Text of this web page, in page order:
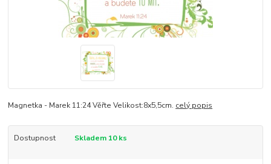
Magnetka - Marek 11:24 Věřte Velikost:8x5,5cm. celý popis
Dostupnost Skladem 10 ks